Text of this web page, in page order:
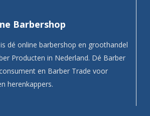
Barbershop
dé online barbershop en groothandel
Producten in Nederland. Dé Barber
en Barber Trade voor
herenkappers.